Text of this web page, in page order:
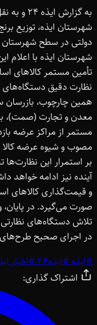
به
شهرستان ایذه، توزیع
دولتی در سطح شهرستان
شهرستان ایذه با اعلام
تأمین مستمر کالاهای
نظارت دقیق دستگاه‌های
همین چارچوب، بازرسان
معدن و تجارت (صمت)،
مستمر از مراکز عرضه
مصوب و شیوه عرضه کالا
بر استمرار این نظارت‌ها
آینده نیز ادامه خواهد
و قیمت‌گذاری کالاهای
صورت می‌گیرد. در
تلاش دستگاه‌های
در اجرای صحیح طرح‌های
#ایذه#ایذه24 #اخبار
اشتراک گذاری: